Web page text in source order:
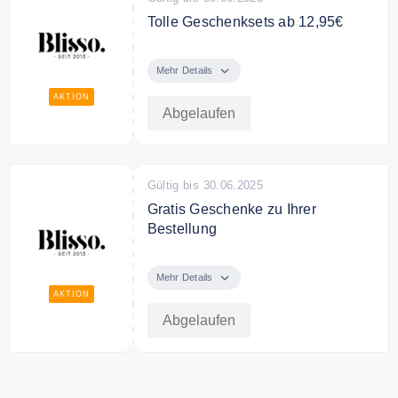
AKTION
Tolle Geschenksets ab 12,95€
Geschenksets ab 12,95€
Mehr Details
Abgelaufen
AKTION
Gültig bis 30.06.2025
Gratis Geschenke zu Ihrer
Bestellung
Produkte von Blisso.
Mehr Details
Abgelaufen